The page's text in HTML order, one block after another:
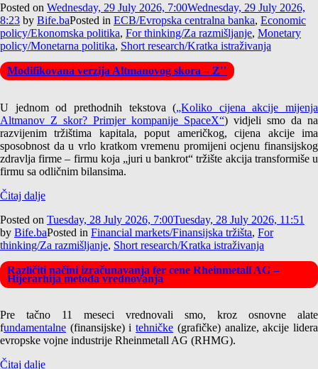
Posted on Wednesday, 29 July 2026, 7:00Wednesday, 29 July 2026,
8:23 by Bife.baPosted in ECB/Evropska centralna banka, Economic
policy/Ekonomska politika, For thinking/Za razmišljanje, Monetary
policy/Monetarna politika, Short research/Kratka istraživanja
Modifikovana verzija Altmanovog skora – Z′′
U jednom od prethodnih tekstova („Koliko cijena akcije mijenja
Altmanov Z skor? Primjer kompanije SpaceX“) vidjeli smo da na
razvijenim tržištima kapitala, poput američkog, cijena akcije ima
sposobnost da u vrlo kratkom vremenu promijeni ocjenu finansijskog
zdravlja firme – firmu koja „juri u bankrot“ tržište akcija transformiše u
firmu sa odličnim bilansima.
Čitaj dalje
Posted on Tuesday, 28 July 2026, 7:00Tuesday, 28 July 2026, 11:51
by Bife.baPosted in Financial markets/Finansijska tržišta, For
thinking/Za razmišljanje, Short research/Kratka istraživanja
Različiti načini izračunavanja fer cene Rheinmetall AG –
Hijerarhija metoda vrednovanja
Pre tačno 11 meseci vrednovali smo, kroz osnovne alate
fundamentalne (finansijske) itehničke (grafičke) analize, akcije lidera
evropske vojne industrije Rheinmetall AG (RHMG).
Čitaj dalje